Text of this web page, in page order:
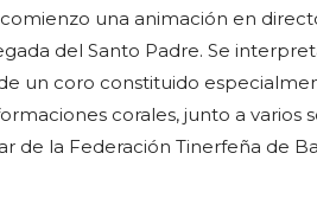
una animación en
del Santo Padre. Se
un coro constituido
corales, junto a varios
de la Federación Tinerfeña de